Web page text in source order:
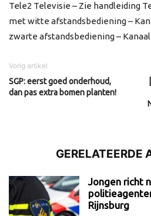
Tele2 Televisie – Zie handleiding
met witte afstandsbediening –
zwarte afstandsbediening – Kanaal
Vorig artikel
SGP: eerst goed onderhoud,
dan pas extra bomen planten!
GERELATEERDE
Jongen richt
Rijnsburg